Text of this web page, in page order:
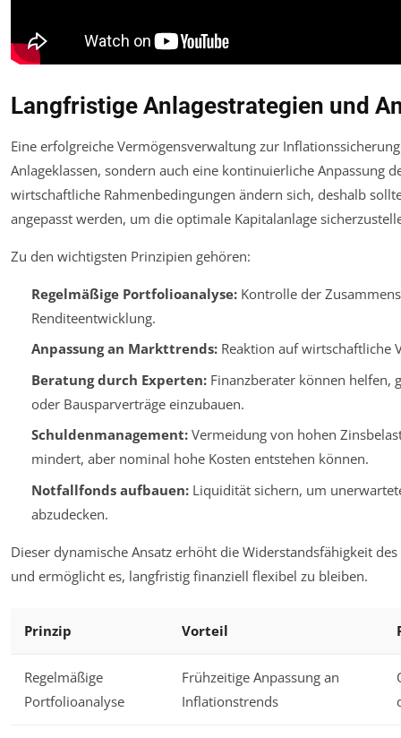
Langfristige Anlagestrategien und
Eine erfolgreiche Vermögensverwaltung zur
Anlageklassen, sondern auch eine kontinuierliche Anpassung
wirtschaftliche Rahmenbedingungen ändern sich, deshalb
angepasst werden, um die optimale Kapitalanlage
Zu den wichtigsten Prinzipien gehören:
Regelmäßige Portfolioanalyse:Kontrolle der
Renditeentwicklung.
Anpassung an Markttrends:Reaktion auf wirtschaftliche
Beratung durch Experten:Finanzberater können helfen,
oder Bausparverträge einzubauen.
Schuldenmanagement:Vermeidung von hohen
mindert, aber nominal hohe Kosten entstehen können.
Notfallfonds aufbauen:Liquidität sichern, um
abzudecken.
Dieser dynamische Ansatz erhöht die Widerstandsfähigkeit
und ermöglicht es, langfristig finanziell flexibel zu bleiben.
Prinzip Vorteil
Regelmäßige
Portfolioanalyse
Frühzeitige Anpassung an
Inflationstrends